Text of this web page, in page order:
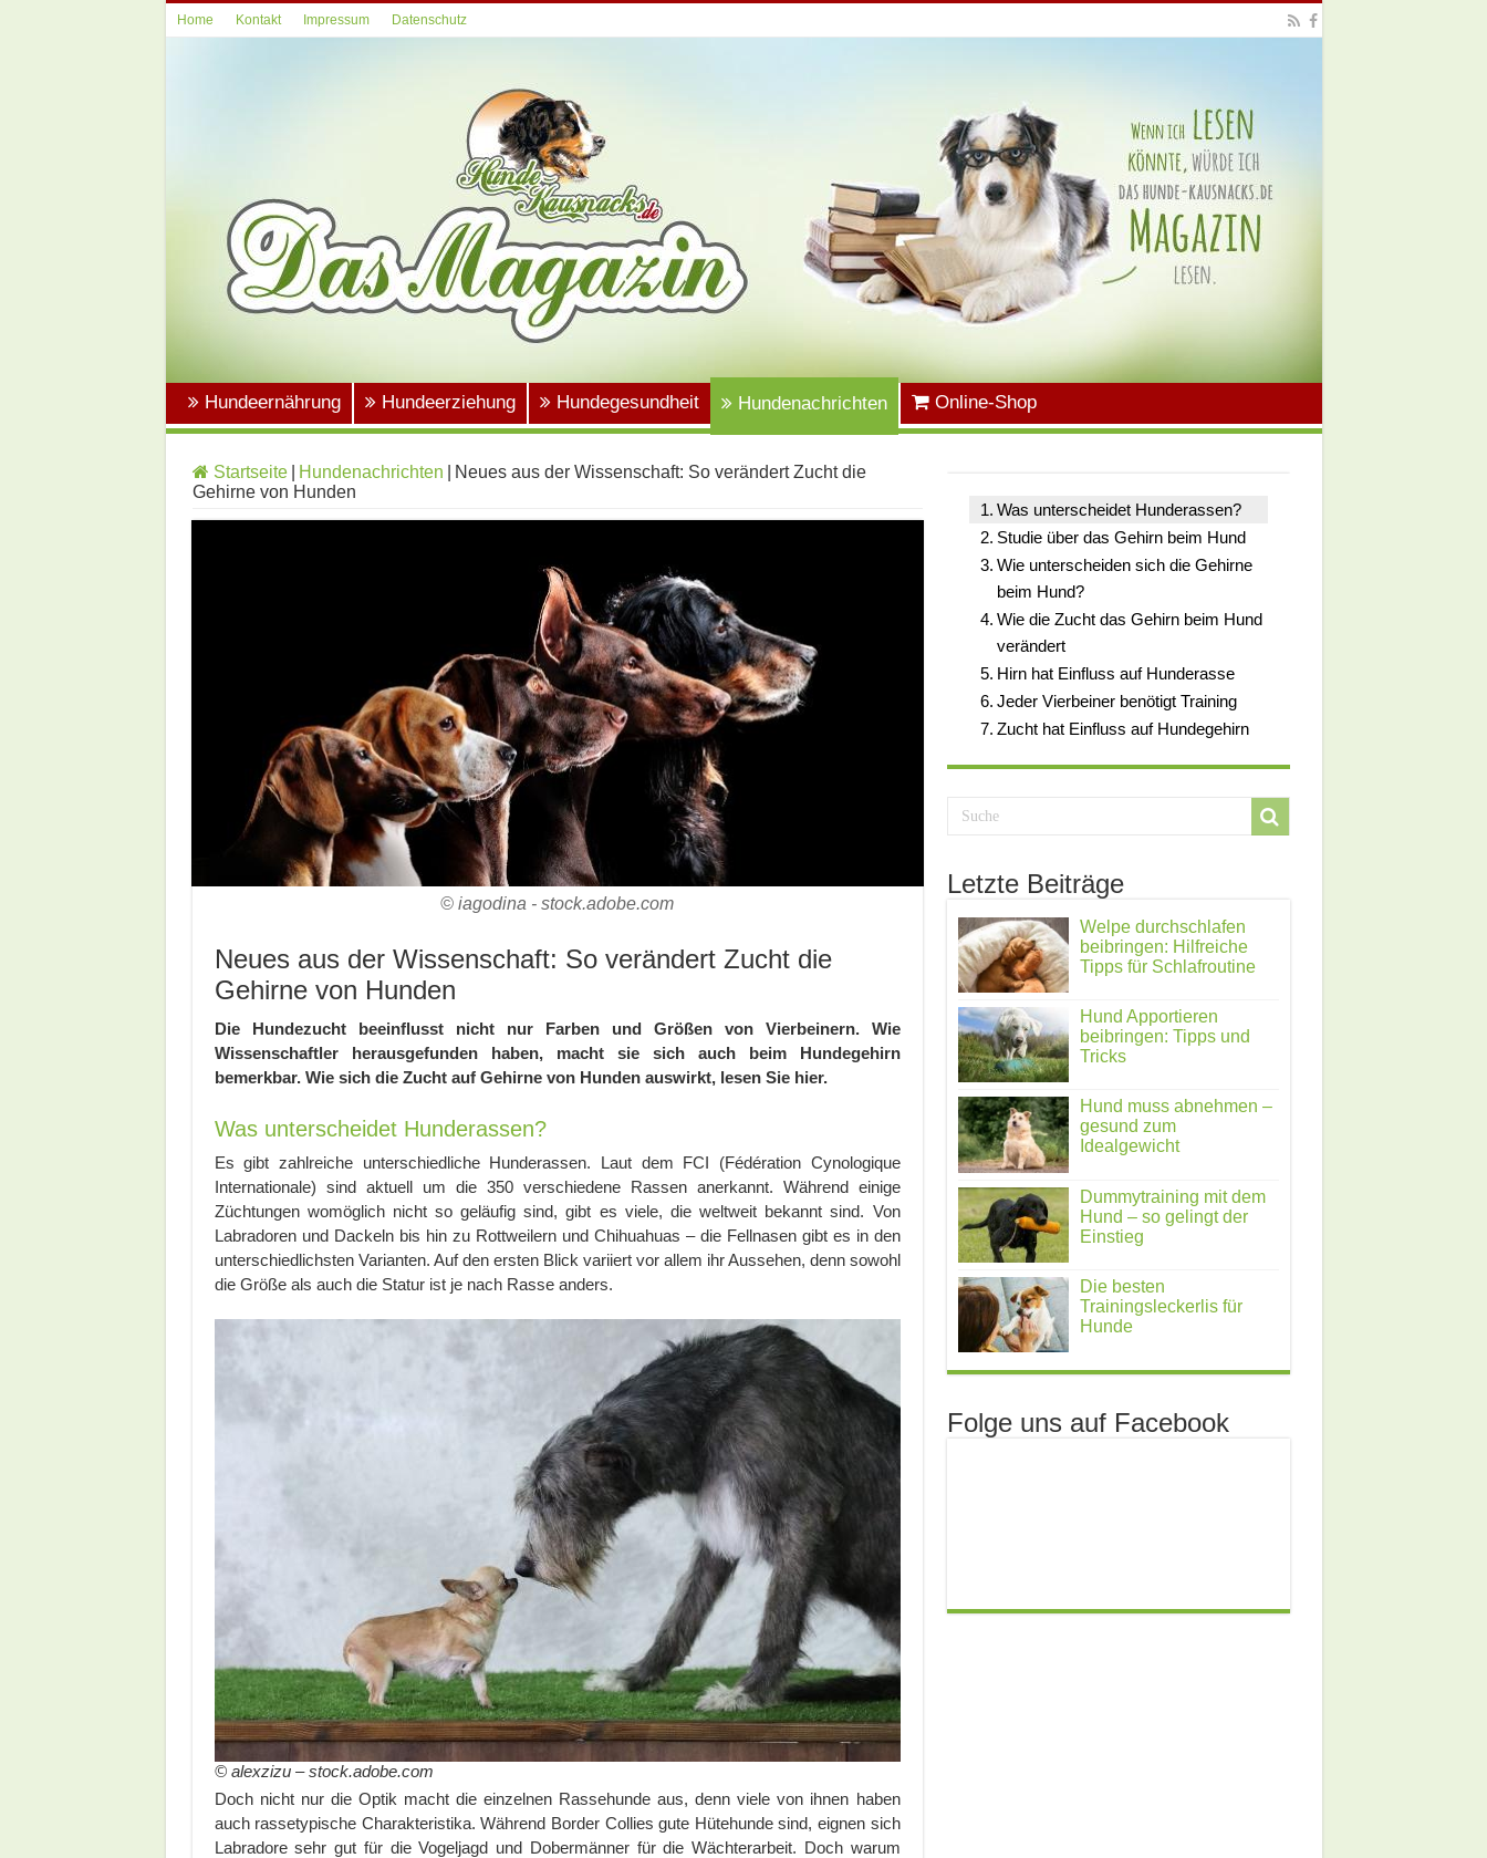
Home Kontakt Impressum Datenschutz
Hundeernährung Hundeerziehung Hundegesundheit Hundenachrichten Online-Shop
Startseite Hundenachrichten
Neues aus der Wissenschaft: So verändert Zucht die
Gehirne von Hunden
© iagodina - stock.adobe.com
Neues aus der Wissenschaft: So verändert Zucht die
Gehirne von Hunden
Die Hundezucht beeinflusst nicht nur Farben und Größen von Vierbeinern. Wie
Wissenschaftler herausgefunden haben, macht sie sich auch beim Hundegehirn
bemerkbar. Wie sich die Zucht auf Gehirne von Hunden auswirkt, lesen Sie hier.
Was unterscheidet Hunderassen?
Es gibt zahlreiche unterschiedliche Hunderassen. Laut dem FCI (Fédération Cynologique
Internationale) sind aktuell um die 350 verschiedene Rassen anerkannt. Während einige
Züchtungen womöglich nicht so geläufig sind, gibt es viele, die weltweit bekannt sind. Von
Labradoren und Dackeln bis hin zu Rottweilern und Chihuahuas – die Fellnasen gibt es in den
unterschiedlichsten Varianten. Auf den ersten Blick variiert vor allem ihr Aussehen, denn sowohl
die Größe als auch die Statur ist je nach Rasse anders.
© alexzizu – stock.adobe.com
Doch nicht nur die Optik macht die einzelnen Rassehunde aus, denn viele von ihnen haben
auch rassetypische Charakteristika. Während Border Collies gute Hütehunde sind, eignen sich
Labradore sehr gut für die Vogeljagd und Dobermänner für die Wächterarbeit. Doch warum
Was unterscheidet Hunderassen?
Studie über das Gehirn beim Hund
Wie unterscheiden sich die Gehirne
beim Hund?
Wie die Zucht das Gehirn beim Hund
verändert
Hirn hat Einfluss auf Hunderasse
Jeder Vierbeiner benötigt Training
Zucht hat Einfluss auf Hundegehirn
Letzte Beiträge
Welpe durchschlafen
beibringen: Hilfreiche
Tipps für Schlafroutine
Hund Apportieren
beibringen: Tipps und
Tricks
Hund muss abnehmen –
gesund zum
Idealgewicht
Dummytraining mit dem
Hund – so gelingt der
Einstieg
Die besten
Trainingsleckerlis für
Hunde
Folge uns auf Facebook